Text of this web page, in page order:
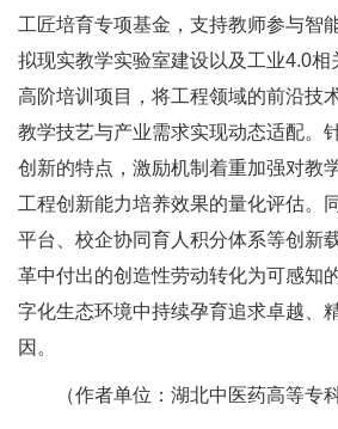
工匠培育专项基金，支持教师参与智
拟现实教学实验室建设以及工业4.0
高阶培训项目，将工程领域的前沿技
教学技艺与产业需求实现动态适配。
创新的特点，激励机制着重加强对教
工程创新能力培养效果的量化评估。
平台、校企协同育人积分体系等创新
革中付出的创造性劳动转化为可感知
字化生态环境中持续孕育追求卓越、
因。
（作者单位：湖北中医药高等专科